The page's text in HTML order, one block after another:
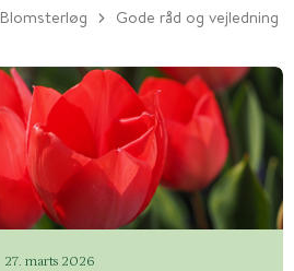
Blomsterløg Gode råd og vejledning
27. marts 2026